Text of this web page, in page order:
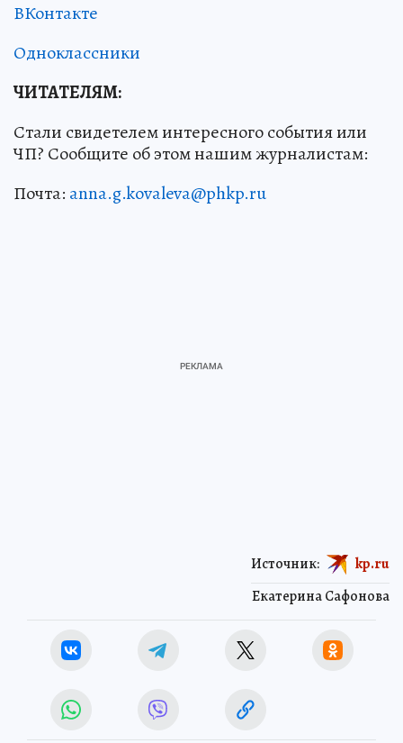
ВКонтакте
Одноклассники
ЧИТАТЕЛЯМ:
Стали свидетелем интересного события или
ЧП? Сообщите об этом нашим журналистам:
Почта: anna.g.kovaleva@phkp.ru
Екатерина Сафонова
Источник: kp.ru